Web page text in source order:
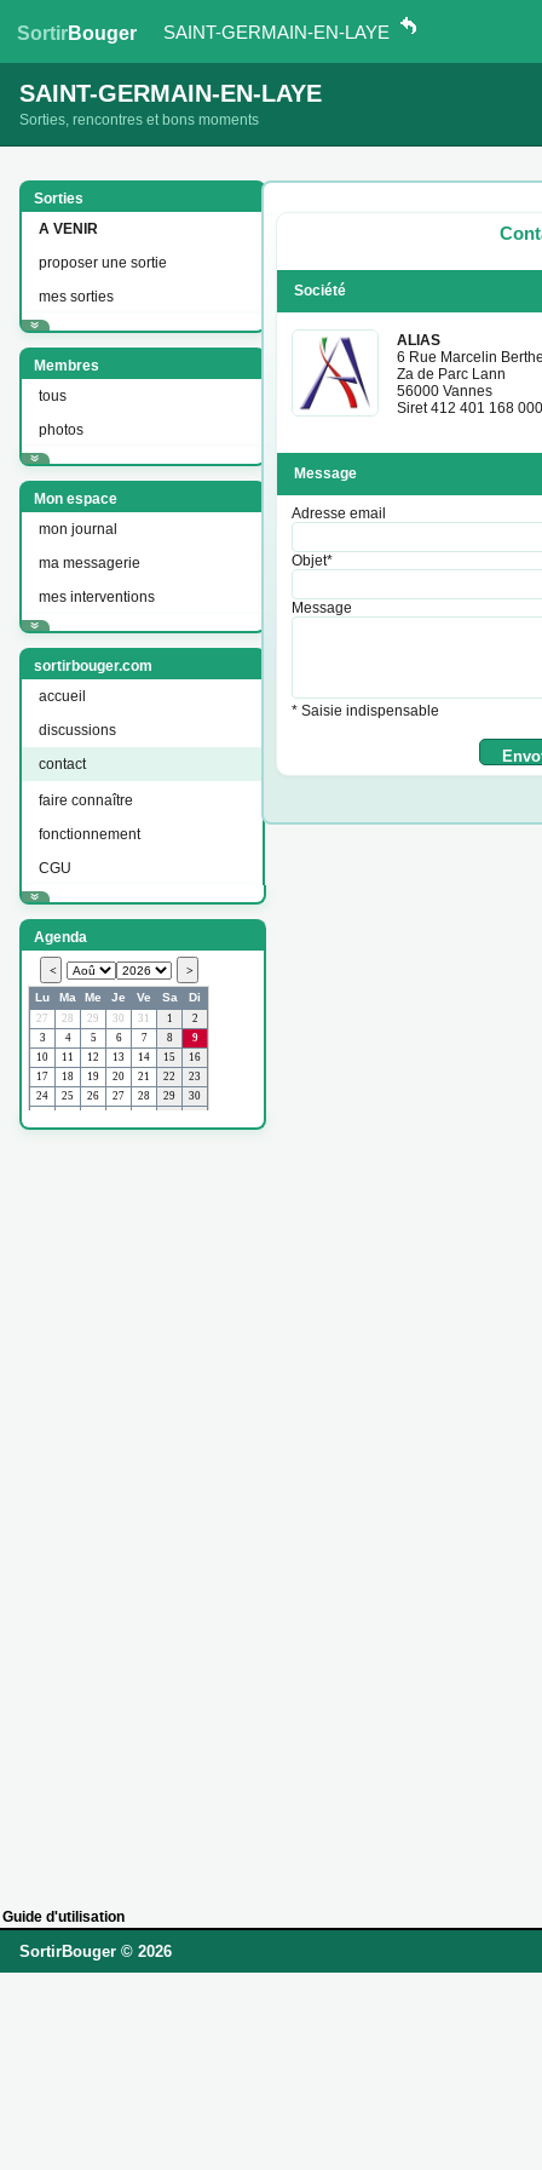
SortirBouger SAINT-GERMAIN-EN-LAYE
SAINT-GERMAIN-EN-LAYE
Sorties, rencontres et bons moments
Sorties
A VENIR
proposer une sortie
mes sorties
Membres
tous
photos
Mon espace
mon journal
ma messagerie
mes interventions
sortirbouger.com
accueil
discussions
contact
faire connaître
fonctionnement
CGU
Agenda
Société
ALIAS
6 Rue Marcelin
Za de Parc Lann
56000 Vannes
Siret 412 401 168
Message
Adresse email
Objet*
Message
* Saisie indispensable
Guide d'utilisation
SortirBouger © 2026